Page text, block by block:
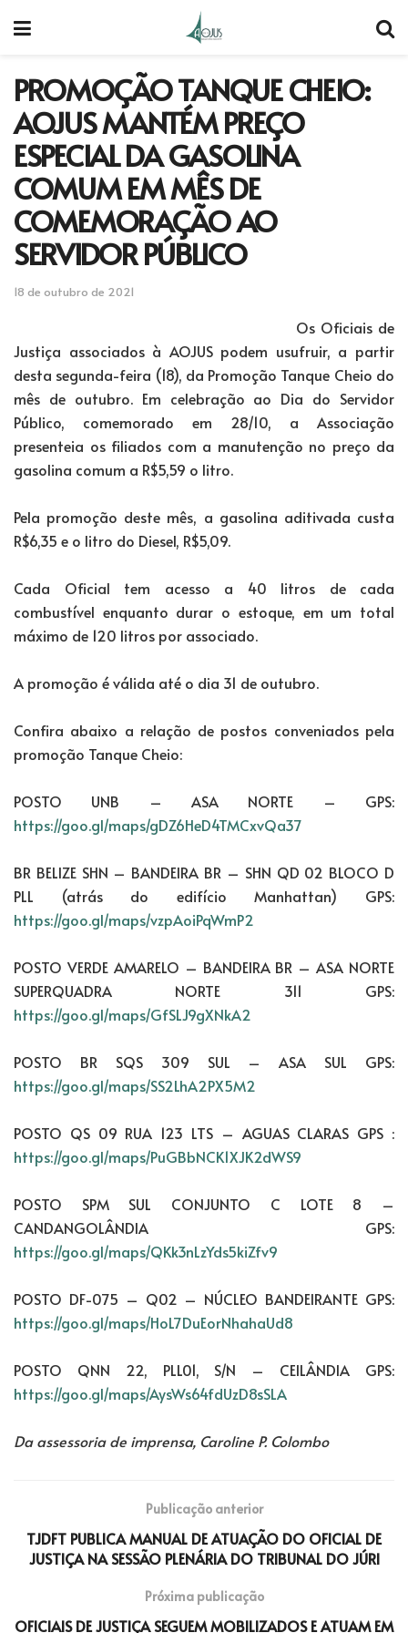
PROMOÇÃO TANQUE CHEIO:
AOJUS MANTÉM PREÇO
ESPECIAL DA GASOLINA
COMUM EM MÊS DE
COMEMORAÇÃO AO
SERVIDOR PÚBLICO
18 de outubro de 2021
Os Oficiais de
Justiça associados à AOJUS podem usufruir, a partir
desta segunda-feira (18), da Promoção Tanque Cheio do
mês de outubro. Em celebração ao Dia do Servidor
Público, comemorado em 28/10, a Associação
presenteia os filiados com a manutenção no preço da
gasolina comum a R$5,59 o litro.
Pela promoção deste mês, a gasolina aditivada custa
R$6,35 e o litro do Diesel, R$5,09.
Cada Oficial tem acesso a 40 litros de cada
combustível enquanto durar o estoque, em um total
máximo de 120 litros por associado.
A promoção é válida até o dia 31 de outubro.
Confira abaixo a relação de postos conveniados pela
promoção Tanque Cheio:
POSTO UNB – ASA NORTE – GPS:
https://goo.gl/maps/gDZ6HeD4TMCxvQa37
BR BELIZE SHN – BANDEIRA BR – SHN QD 02 BLOCO D
PLL (atrás do edifício Manhattan) GPS:
https://goo.gl/maps/vzpAoiPqWmP2
POSTO VERDE AMARELO – BANDEIRA BR – ASA NORTE
SUPERQUADRA NORTE 311 GPS:
https://goo.gl/maps/GfSLJ9gXNkA2
POSTO BR SQS 309 SUL – ASA SUL GPS:
https://goo.gl/maps/SS2LhA2PX5M2
POSTO QS 09 RUA 123 LTS – AGUAS CLARAS GPS :
https://goo.gl/maps/PuGBbNCK1XJK2dWS9
POSTO SPM SUL CONJUNTO C LOTE 8 –
CANDANGOLÂNDIA GPS:
https://goo.gl/maps/QKk3nLzYds5kiZfv9
POSTO DF-075 – Q02 – NÚCLEO BANDEIRANTE GPS:
https://goo.gl/maps/HoL7DuEorNhahaUd8
POSTO QNN 22, PLL01, S/N – CEILÂNDIA GPS:
https://goo.gl/maps/AysWs64fdUzD8sSLA
Da assessoria de imprensa, Caroline P. Colombo
Publicação anterior
TJDFT PUBLICA MANUAL DE ATUAÇÃO DO OFICIAL DE
JUSTIÇA NA SESSÃO PLENÁRIA DO TRIBUNAL DO JÚRI
Próxima publicação
OFICIAIS DE JUSTIÇA SEGUEM MOBILIZADOS E ATUAM EM